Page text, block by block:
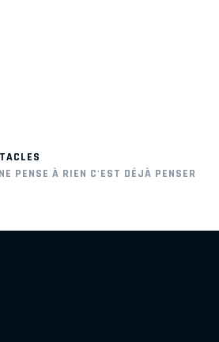
PENSE À RIEN C'EST DÉJÀ PENSER